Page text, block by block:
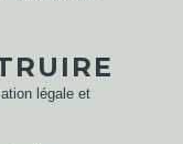
légale et